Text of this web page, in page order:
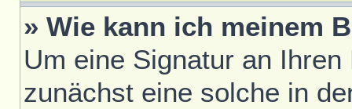
» Wie kann ich meinem
Um eine Signatur an
zunächst eine solche in